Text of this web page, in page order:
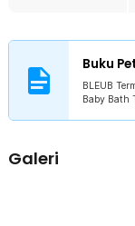
Kelengkapan
Rincian yang Anda
1 x BLEUB
Thermometer -
1 x Panduan
Buku
BLEUB
Baby Bath
Galeri